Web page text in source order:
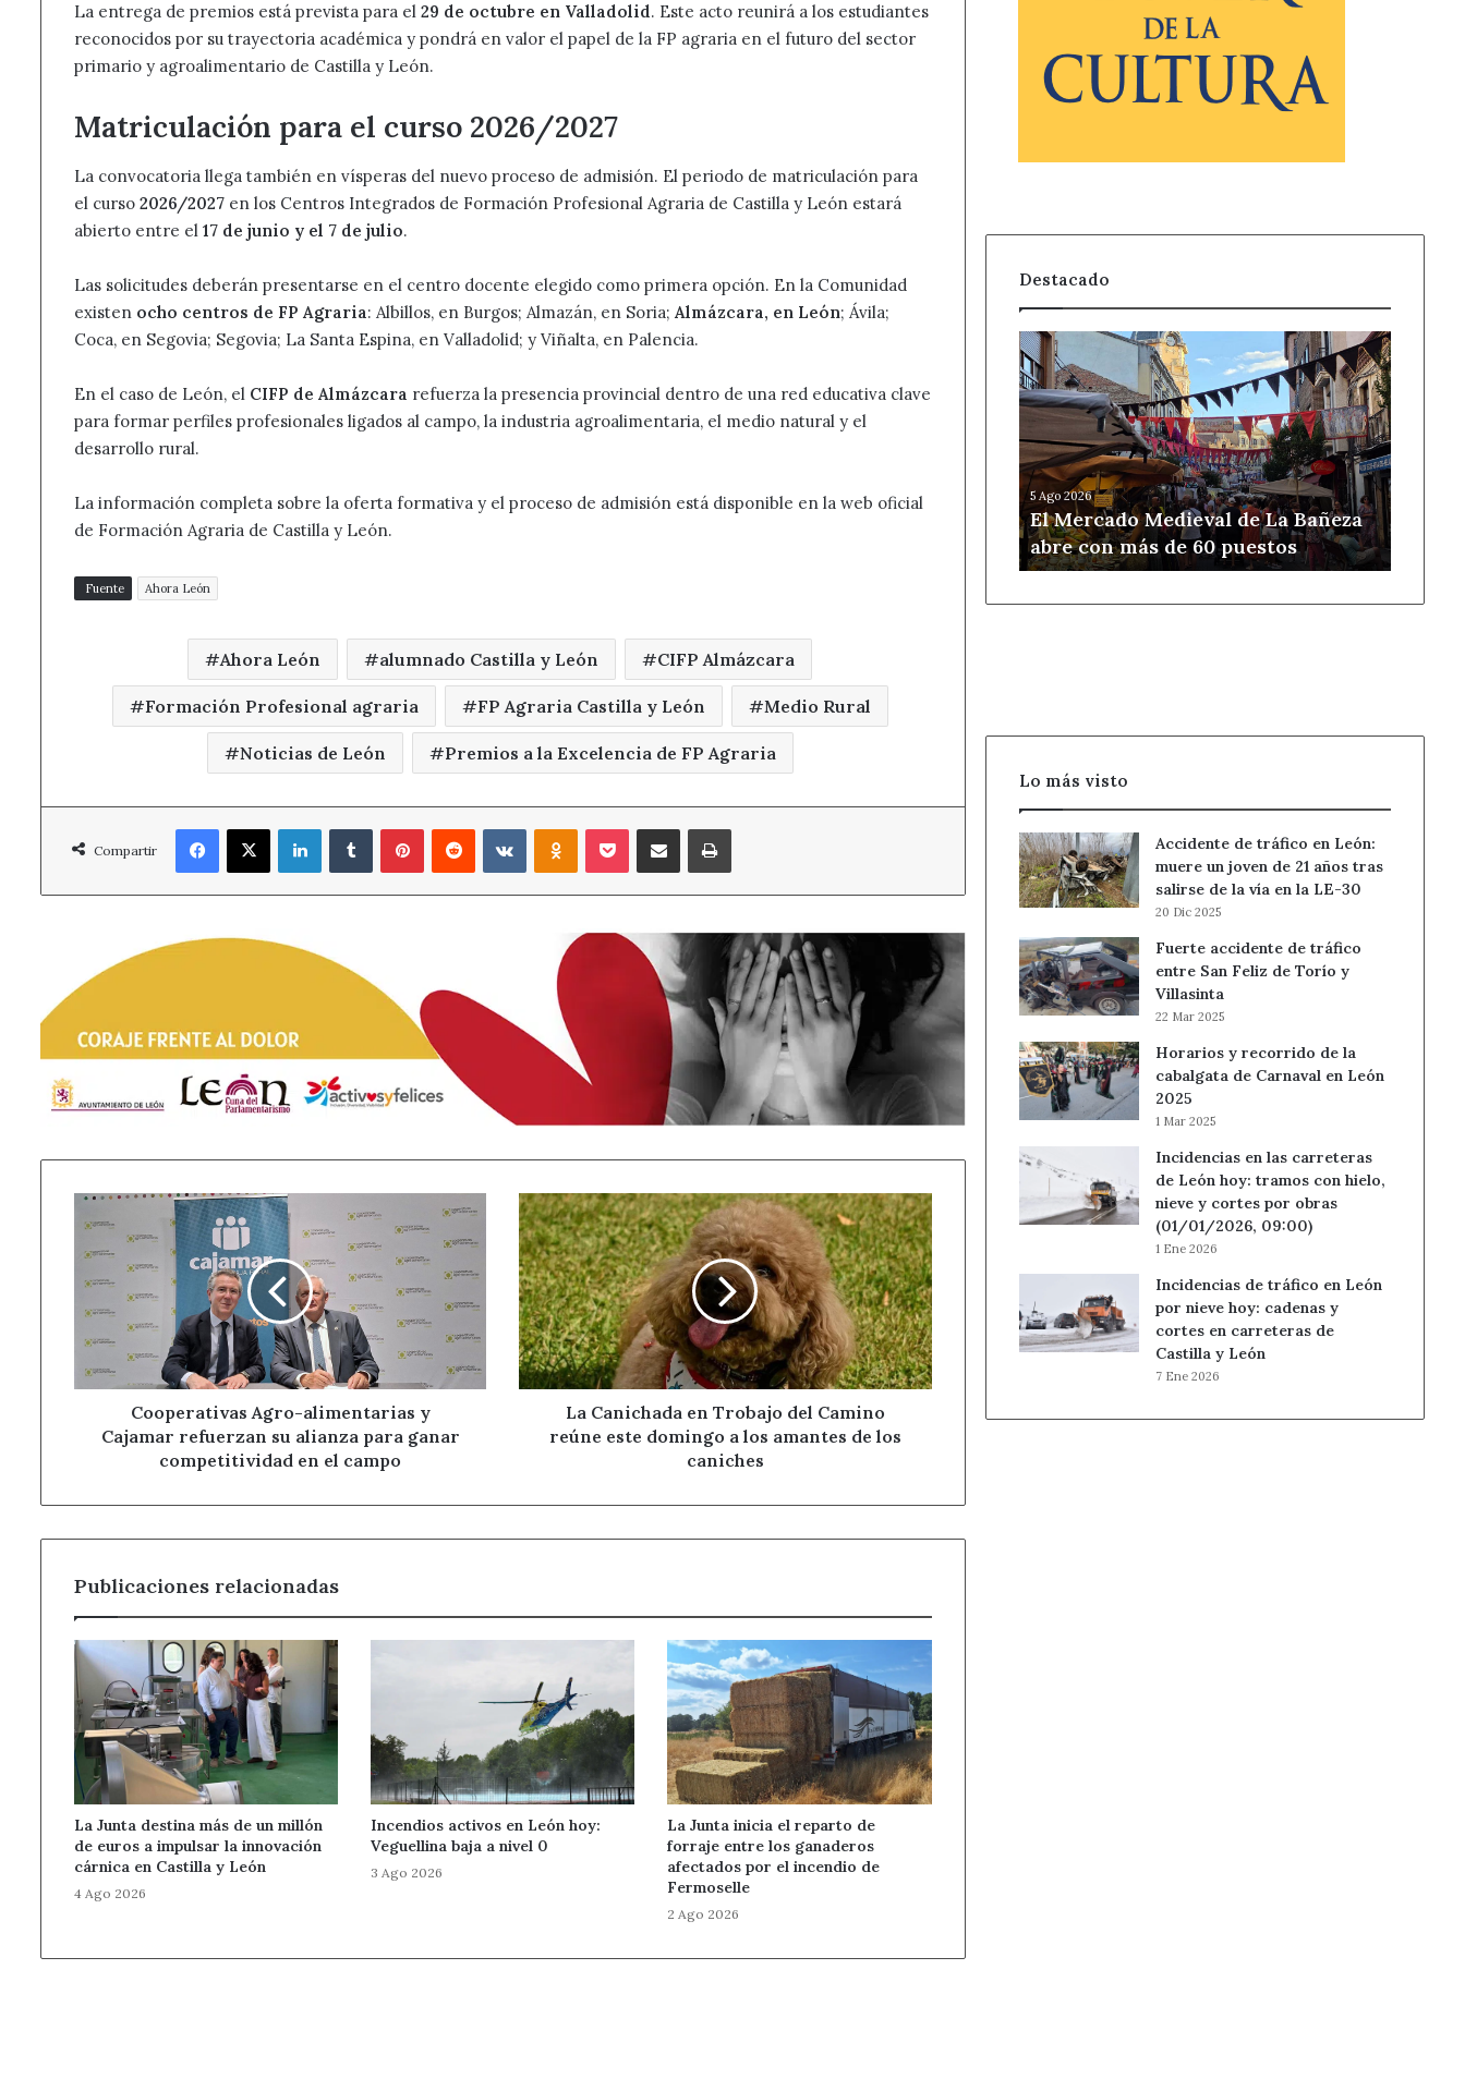
La entrega de premios está prevista para el 29 de octubre en Valladolid. Este acto reunirá a los estudiantes
reconocidos por su trayectoria académica y pondrá en valor el papel de la FP agraria en el futuro del sector
primario y agroalimentario de Castilla y León.
Matriculación para el curso 2026/2027
La convocatoria llega también en vísperas del nuevo proceso de admisión. El periodo de matriculación para
el curso 2026/2027 en los Centros Integrados de Formación Profesional Agraria de Castilla y León estará
abierto entre el 17 de junio y el 7 de julio.
Las solicitudes deberán presentarse en el centro docente elegido como primera opción. En la Comunidad
existen ocho centros de FP Agraria: Albillos, en Burgos; Almazán, en Soria; Almázcara, en León; Ávila;
Coca, en Segovia; Segovia; La Santa Espina, en Valladolid; y Viñalta, en Palencia.
En el caso de León, el CIFP de Almázcara refuerza la presencia provincial dentro de una red educativa clave
para formar perfiles profesionales ligados al campo, la industria agroalimentaria, el medio natural y el
desarrollo rural.
La información completa sobre la oferta formativa y el proceso de admisión está disponible en la web oficial
de Formación Agraria de Castilla y León.
Fuente Ahora León
Ahora León alumnado Castilla y León CIFP Almázcara
Formación Profesional agraria FP Agraria Castilla y León Medio Rural
Noticias de León Premios a la Excelencia de FP Agraria
Compartir
Facebook
X LinkedInTumblrPinterestReddit VKontakteOdnoklassniki
PocketCompartir por correo electrónicoImprimir
Cooperativas
Agro-
alimentarias
Cajamar
refuerzan
su
para
competitividad
campo
Cooperativas Agro-alimentarias y
Cajamar refuerzan su alianza para ganar
competitividad en el campo
La
Canichada
en
Trobajo
del
Camino
reúne
este
domingo
los
La Canichada en Trobajo del Camino
reúne este domingo a los amantes de los
caniches
Publicaciones relacionadas
La Junta destina más de un millón
de euros a impulsar la innovación
cárnica en Castilla y León
4 Ago 2026
Incendios activos en León hoy:
Veguellina baja a nivel 0
3 Ago 2026
La Junta inicia el reparto de
forraje entre los ganaderos
afectados por el incendio de
Fermoselle
2 Ago 2026
Destacado
El
Mercado
Medieval
de
Bañeza
abre
con
más
de
60
5 Ago 2026
El Mercado Medieval de La Bañeza
abre con más de 60 puestos
Lo más visto
Accidente de tráfico en León:
muere un joven de 21 años tras
salirse de la vía en la LE-30
20 Dic 2025
Fuerte accidente de tráfico
entre San Feliz de Torío y
Villasinta
22 Mar 2025
Horarios y recorrido de la
cabalgata de Carnaval en León
2025
1 Mar 2025
Incidencias en las carreteras
de León hoy: tramos con hielo,
nieve y cortes por obras
(01/01/2026, 09:00)
1 Ene 2026
Incidencias de tráfico en León
por nieve hoy: cadenas y
cortes en carreteras de
Castilla y León
7 Ene 2026